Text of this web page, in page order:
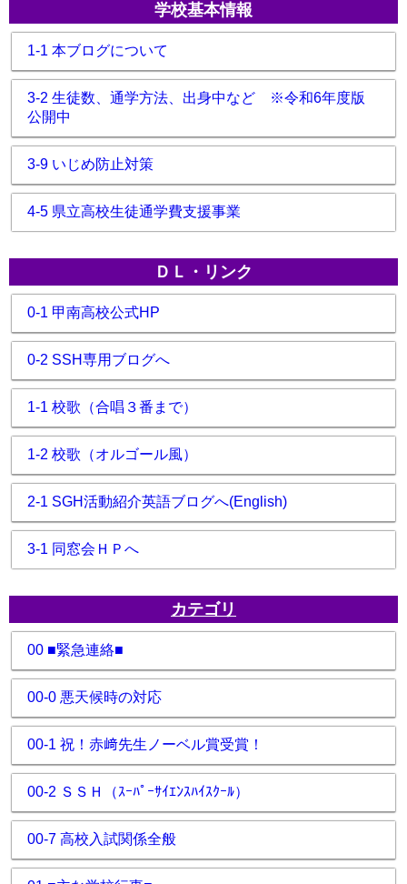
学校基本情報
1-1 本ブログについて
3-2 生徒数、通学方法、出身中など ※令和6年度版
公開中
3-9 いじめ防止対策
4-5 県立高校生徒通学費支援事業
ＤＬ・リンク
0-1 甲南高校公式HP
0-2 SSH専用ブログへ
1-1 校歌（合唱３番まで）
1-2 校歌（オルゴール風）
2-1 SGH活動紹介英語ブログへ(English)
3-1 同窓会ＨＰへ
カテゴリ
00 ■緊急連絡■
00-0 悪天候時の対応
00-1 祝！赤﨑先生ノーベル賞受賞！
00-2 ＳＳＨ（ｽｰﾊﾟｰｻｲｴﾝｽﾊｲｽｸｰﾙ）
00-7 高校入試関係全般